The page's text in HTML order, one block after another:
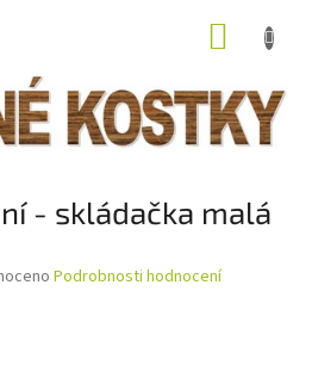
- skládačka malá
Podrobnosti hodnocení